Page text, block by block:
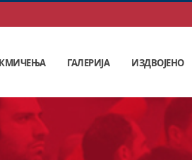
ГАЛЕРИЈА ИЗДВОЈЕНО